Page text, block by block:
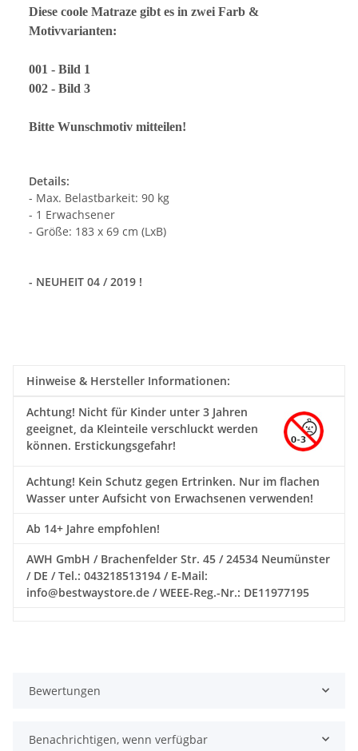
Diese coole Matraze gibt es in zwei Farb &
Motivvarianten:
001 - Bild 1
002 - Bild 3
Bitte Wunschmotiv mitteilen!
Details:
- Max. Belastbarkeit: 90 kg
- 1 Erwachsener
- Größe: 183 x 69 cm (LxB)
- NEUHEIT 04 / 2019 !
Hinweise & Hersteller Informationen:
Achtung! Nicht für Kinder unter 3 Jahren
geeignet, da Kleinteile verschluckt werden
können. Erstickungsgefahr!
Achtung! Kein Schutz gegen Ertrinken. Nur im flachen
Wasser unter Aufsicht von Erwachsenen verwenden!
Ab 14+ Jahre empfohlen!
AWH GmbH / Brachenfelder Str. 45 / 24534 Neumünster
/ DE / Tel.: 043218513194 / E-Mail:
info@bestwaystore.de / WEEE-Reg.-Nr.: DE11977195
Bewertungen
Benachrichtigen, wenn verfügbar